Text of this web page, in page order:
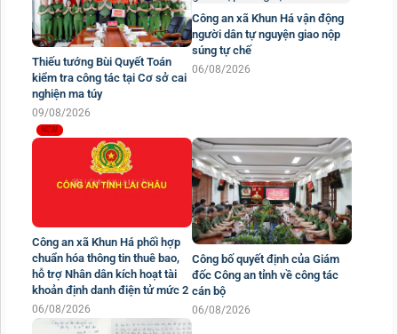
Thiếu tướng Bùi Quyết Toán
kiểm tra công tác tại Cơ sở cai
nghiện ma túy
09/08/2026
Công an xã Khun Há vận động
người dân tự nguyện giao nộp
súng tự chế
06/08/2026
Công an xã Khun Há phối hợp
chuẩn hóa thông tin thuê bao,
hỗ trợ Nhân dân kích hoạt tài
khoản định danh điện tử mức 2
06/08/2026
Công bố quyết định của Giám
đốc Công an tỉnh về công tác
cán bộ
06/08/2026